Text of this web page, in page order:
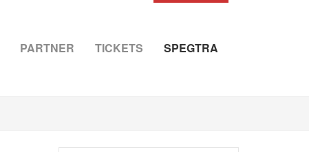
PARTNER TICKETS SPEGTRA